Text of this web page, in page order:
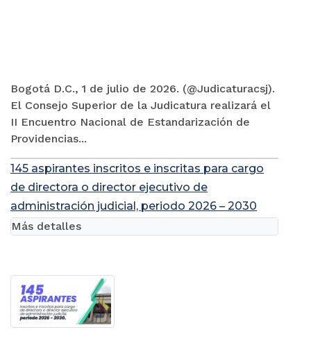
Bogotá D.C., 1 de julio de 2026. (@Judicaturacsj).
El Consejo Superior de la Judicatura realizará el
II Encuentro Nacional de Estandarización de
Providencias...
145 aspirantes inscritos e inscritas para cargo
de directora o director ejecutivo de
administración judicial, periodo 2026 – 2030
Más detalles